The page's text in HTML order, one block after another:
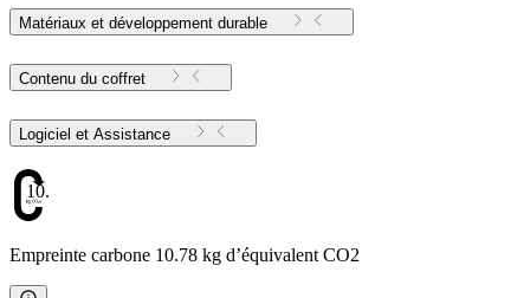
Matériaux et développement durable
Contenu du coffret
Logiciel et Assistance
10.78
Empreinte carbone 10.78 kg d’équivalent CO2